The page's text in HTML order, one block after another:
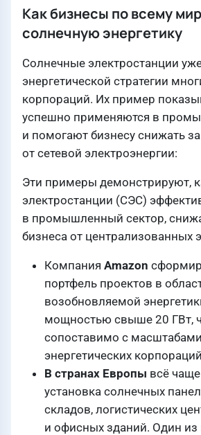
Как бизнесы по всему
солнечную энергетику
Солнечные электростанции
энергетической стратегии
корпораций. Их пример
успешно применяются в
и помогают бизнесу снижать
от сетевой электроэнергии:
Эти примеры демонстрируют,
электростанции (СЭС)
в промышленный сектор,
бизнеса от централизованных
Компания Amazon
портфель проектов в
возобновляемой
мощностью свыше 20 ГВт,
сопоставимо с
энергетических
В странах Европы всё чаще
установка солнечных
складов, логистических
и офисных зданий. Один